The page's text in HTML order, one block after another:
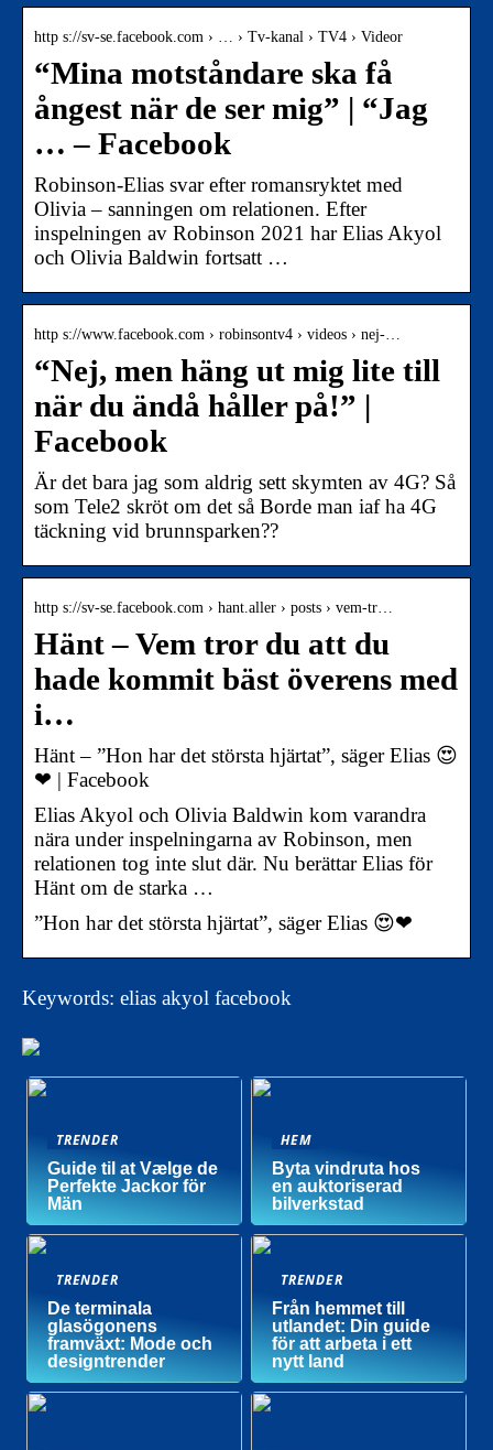
http s://sv-se.facebook.com › … › Tv-kanal › TV4 › Videor
“Mina motståndare ska få
ångest när de ser mig” | “Jag
… – Facebook
Robinson-Elias svar efter romansryktet med
Olivia – sanningen om relationen. Efter
inspelningen av Robinson 2021 har Elias Akyol
och Olivia Baldwin fortsatt …
http s://www.facebook.com › robinsontv4 › videos › nej-…
“Nej, men häng ut mig lite till
när du ändå håller på!” |
Facebook
Är det bara jag som aldrig sett skymten av 4G? Så
som Tele2 skröt om det så Borde man iaf ha 4G
täckning vid brunnsparken??
http s://sv-se.facebook.com › hant.aller › posts › vem-tr…
Hänt – Vem tror du att du
hade kommit bäst överens med
i…
Hänt – ”Hon har det största hjärtat”, säger Elias 😍
❤ | Facebook
Elias Akyol och Olivia Baldwin kom varandra
nära under inspelningarna av Robinson, men
relationen tog inte slut där. Nu berättar Elias för
Hänt om de starka …
”Hon har det största hjärtat”, säger Elias 😍❤
Keywords: elias akyol facebook
TRENDER
Guide til at Vælge de
Perfekte Jackor för
Män
HEM
Byta vindruta hos
en auktoriserad
bilverkstad
TRENDER
De terminala
glasögonens
framväxt: Mode och
designtrender
TRENDER
Från hemmet till
utlandet: Din guide
för att arbeta i ett
nytt land